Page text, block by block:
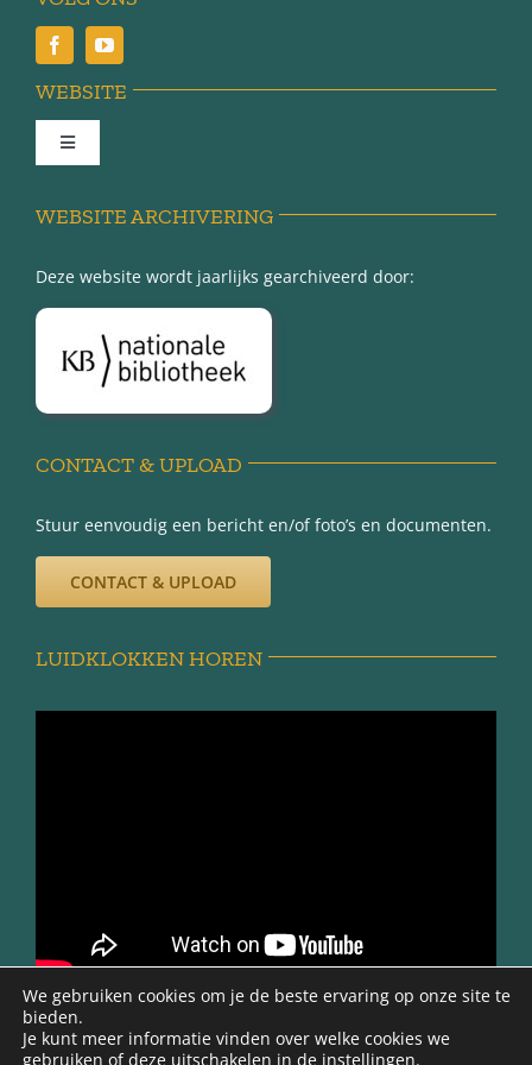
WEBSITE
Toggle
Over Minnertsga
Disclaimer
WEBSITE ARCHIVERING
Deze website wordt jaarlijks gearchiveerd door:
CONTACT & UPLOAD
Stuur eenvoudig een bericht en/of foto’s en documenten.
CONTACT & UPLOAD
LUIDKLOKKEN HOREN
We gebruiken cookies om je de beste ervaring op onze site te
bieden.
Je kunt meer informatie vinden over welke cookies we
gebruiken of deze uitschakelen in de instellingen.